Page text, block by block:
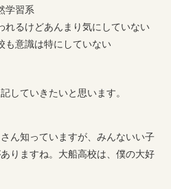
学習系
れるけどあんまり気にしていない
も意識は特にしていない
していきたいと思います。
ん知っていますが、みんないい子
りますね。大船高校は、僕の大好